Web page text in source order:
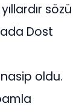
sözü
Dost
oldu.